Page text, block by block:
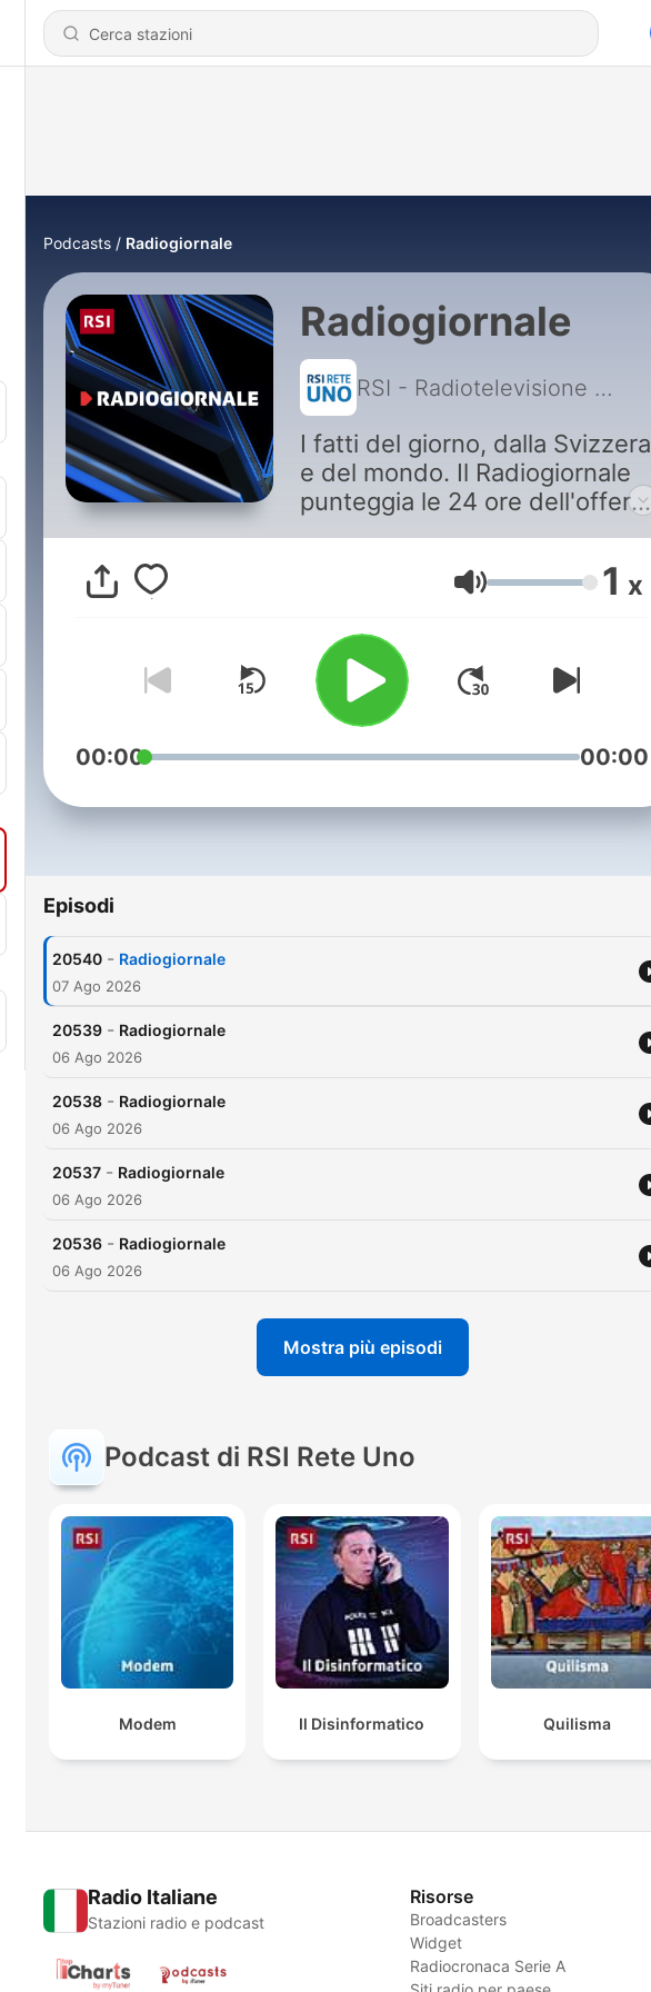
Podcasts Radiogiornale
Radiogiornale
RSI - Radiotelevisione svizzera
I fatti del giorno, dalla Svizzera
e del mondo. Il Radiogiornale
punteggia le 24 ore dell'offerta
venerdì. Il sabato e la
(quello delle 7 e quello delle 9)
sono sostituiti da due notiziari
lunghi.
Volume 1 x
00:00 00:00
Episodi
20540 - Radiogiornale
07 Ago 2026
20539 - Radiogiornale
06 Ago 2026
20538 - Radiogiornale
06 Ago 2026
20537 - Radiogiornale
06 Ago 2026
20536 - Radiogiornale
06 Ago 2026
Mostra più episodi
Podcast di RSI Rete Uno
Modem Il Disinformatico Quilisma
Radio Italiane
Stazioni radio e podcast
Risorse
Broadcasters
Widget
Radiocronaca Serie A